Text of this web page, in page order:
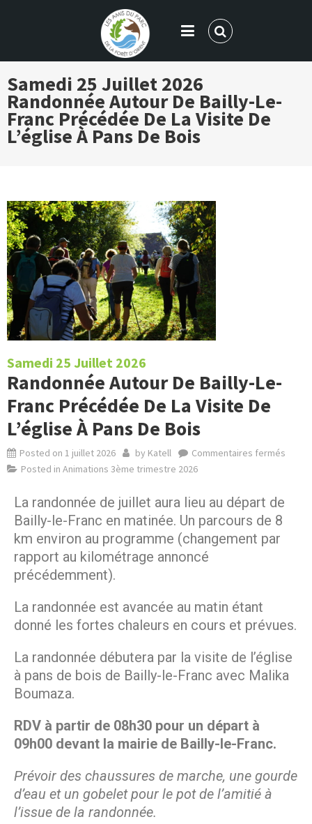
LES AMIS DU PARC DE LA FORÊT
D'ORIENT
Samedi 25 Juillet 2026
Randonnée Autour De Bailly-Le-
Franc Précédée De La Visite De
L’église À Pans De Bois
Samedi 25 Juillet 2026
Randonnée Autour De Bailly-Le-
Franc Précédée De La Visite De
L’église À Pans De Bois
Posted on 1 juillet 2026 by Katell
Commentaires fermés
Posted in Animations 3ème trimestre 2026
La randonnée de juillet aura lieu au départ de
Bailly-le-Franc en matinée. Un parcours de 8
km environ au programme (changement par
rapport au kilométrage annoncé
précédemment).
La randonnée est avancée au matin étant
donné les fortes chaleurs en cours et prévues.
La randonnée débutera par la visite de l’église
à pans de bois de Bailly-le-Franc avec Malika
Boumaza.
RDV à partir de 08h30 pour un départ à
09h00 devant la mairie de Bailly-le-Franc.
Prévoir des chaussures de marche, une gourde
d’eau et un gobelet pour le pot de l’amitié à
l’issue de la randonnée.